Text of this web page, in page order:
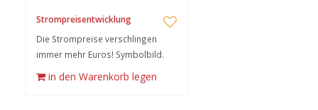
Strompreisentwicklung
Die Strompreise verschlingen
immer mehr Euros! Symbolbild.
in den Warenkorb legen